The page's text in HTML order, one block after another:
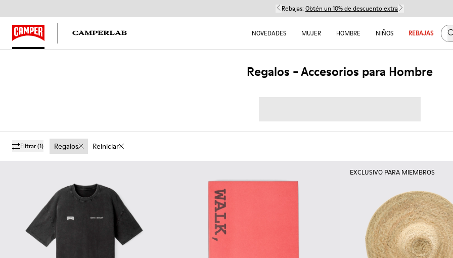
Rebajas: Obtén un 10% de descuento extra
NOVEDADES MUJER HOMBRE NIÑOS REBAJAS
Regalos - Accesorios para Hombre
Filtrar(1) Regalos Reiniciar
EXCLUSIVO PARA MIEMBROS